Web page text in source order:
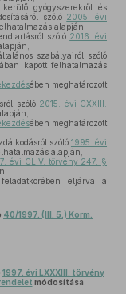
gyógyszerekről és
szóló 2005. évi
alapján,
szóló 2016. évi
szabályairól szóló
kapott felhatalmazás
ében meghatározott
szóló 2015. évi CXXIII.
ében meghatározott
szóló 1995. évi
alapján,
évi CLIV. törvény 247. §
eljárva a
40/1997. (III. 5.) Korm.
1997. évi LXXXIII. törvény
módosítása